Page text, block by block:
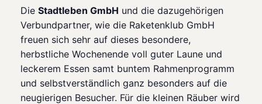
Die Stadtleben GmbH und die dazugehörigen
Verbundpartner, wie die Raketenklub GmbH
freuen sich sehr auf dieses besondere,
herbstliche Wochenende voll guter Laune und
leckerem Essen samt buntem Rahmenprogramm
und selbstverständlich ganz besonders auf die
neugierigen Besucher. Für die kleinen Räuber wird